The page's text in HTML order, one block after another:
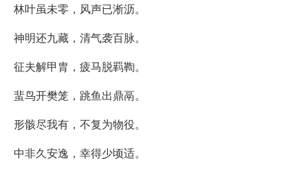
林叶虽未零，风声已淅沥。
神明还九藏，清气袭百脉。
征夫解甲胄，疲马脱羁鞫。
蜚鸟开樊笼，跳鱼出鼎鬲。
形骸尽我有，不复为物役。
中非久安逸，幸得少顷适。